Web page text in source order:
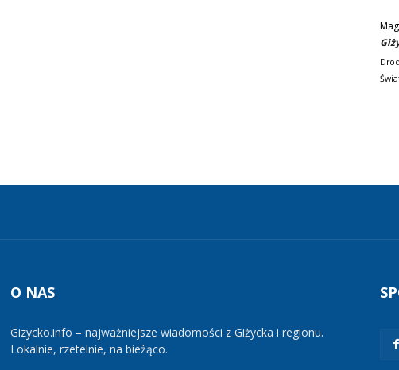
O NAS
Gizycko.info – najważniejsze wiadomości z Giżycka i regionu.
Lokalnie, rzetelnie, na bieżąco.